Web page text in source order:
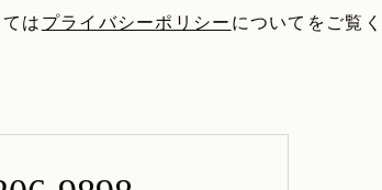
は プライバシーポリシー についてをご覧